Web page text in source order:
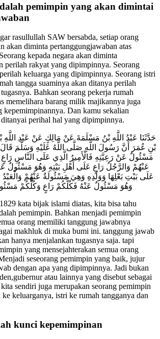
pemimpin yang akan dimintai
rasullullah SAW bersabda, setiap orang
akan diminta pertanggungjawaban atas
kepada negara akan diminta
perilah rakyat yang dipimpinnya. Seorang
keluarga yang dipimpinnya. Seorang istri
tangga suaminya akan ditanya perilah
Bahkan seorang pekerja rumah
memelihara barang milik majikannya juga
kepemimpinannya. Dan kamu sekalian
perihal hal yang dipimpinnya.
حَدَّثَنَا عَبْدُ اللَّهِ بْنُ مَسْلَمَةَ عَنْ مَالِكٍ عَنْ عَبْدِ اللَّهِ
بْنِ عُمَرَ أَنَّ رَسُولَ اللَّهِ صَلَّى اللَّهُ عَلَيْهِ وَسَلَّمَ قَالَ
مَسْئُولٌ عَنْ رَعِيَّتِهِ فَالْأَمِيرُ الَّذِي عَلَى النَّاسِ
عَنْهُمْ وَالرَّجُلُ رَاعٍ عَلَى أَهْلِ بَيْتِهِ وَهُوَ مَسْئُولٌ
عَلَى بَيْتِ بَعْلِهَا وَوَلَدِهِ وَهِيَ مَسْئُولَةٌ عَنْهُمْ
وَهُوَ مَسْئُولٌ عَنْهُ فَكُلُّكُمْ رَاعٍ وَكُلُّكُمْ
kata bijak islami diatas, kita bisa tahu
pemimpin. Bahkan menjadi pemimpin
orang memiliki tanggung jawabnya
makhluk di muka bumi ini. tanggung jawab
hanya menjalankan tugasnya saja. tapi
yang mensejahterakan semua orang
seseorang pemimpin yang baik, jujur
dengan apa yang dipimpinnya. Jadi bukan
atau lainnya yang disebut sebagai
sendiri juga merupakan seorang pemimpin
keluarganya, istri ke rumah tangganya dan
kunci kepemimpinan